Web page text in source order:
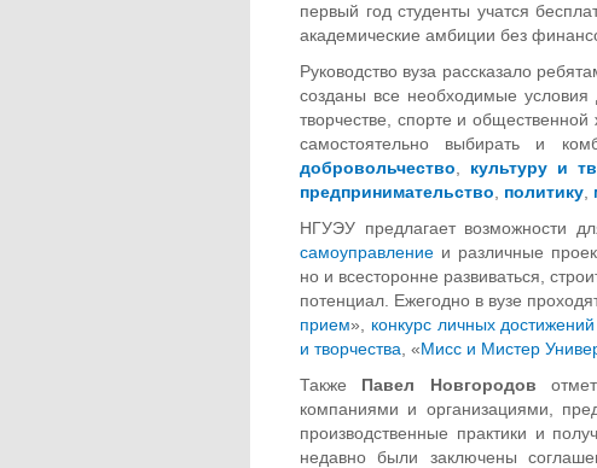
первый год студенты учатся
академические амбиции без
Руководство вуза рассказало
созданы все необходимые условия
творчестве, спорте и
самостоятельно выбирать и
добровольчество
культуру и
предпринимательство
политику
НГУЭУ предлагает возможности
самоуправление и различные
но и всесторонне развиваться,
потенциал. Ежегодно в вузе
прием», конкурс личных достижений
и творчества , «Мисс и Мистер
Также Павел Новгородов
компаниями и организациями,
производственные практики и
недавно были заключены